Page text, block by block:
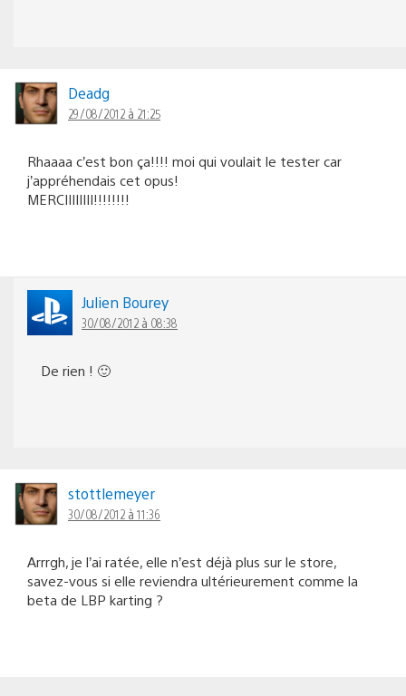
Deadg
29/08/2012 à 21:25
Rhaaaa c’est bon ça!!!! moi qui voulait le tester car
j’appréhendais cet opus!
MERCIIIIIIII!!!!!!!!
Julien Bourey
30/08/2012 à 08:38
De rien ! 🙂
stottlemeyer
30/08/2012 à 11:36
Arrrgh, je l’ai ratée, elle n’est déjà plus sur le store,
savez-vous si elle reviendra ultérieurement comme la
beta de LBP karting ?